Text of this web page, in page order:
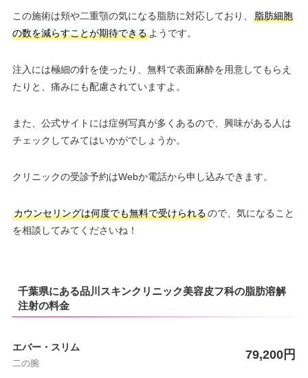
この施術は頬や二重顎の気になる脂肪に対応しており、
脂肪細胞
の数を減らすことが期待できるようです。
注入には極細の針を使ったり、無料で表面麻酔を用意してもらえ
たりと、痛みにも配慮されていますよ。
また、公式サイトには症例写真が多くあるので、興味がある人は
チェックしてみてはいかがでしょうか。
クリニックの受診予約はWebか電話から申し込みできます。
カウンセリングは何度でも無料で受けられるので、気になること
を相談してみてくださいね！
千葉県にある品川スキンクリニック美容皮フ科の脂肪溶解
注射の料金
エバー・スリム
二の腕
79,200円